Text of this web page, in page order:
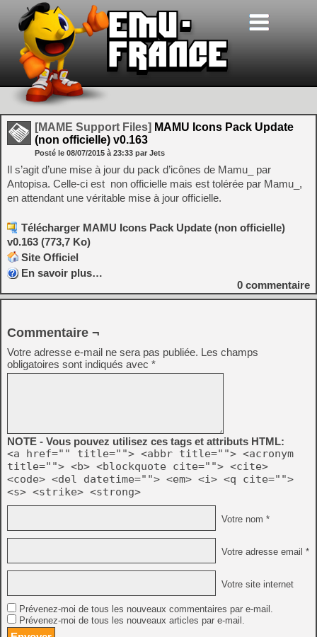
[MAME Support Files] MAMU Icons Pack Update
(non officielle) v0.163
Posté le 08/07/2015 à 23:33 par Jets
Il s’agit d’une mise à jour du pack d’icônes de Mamu_ par
Antopisa. Celle-ci est non officielle mais est tolérée par Mamu_,
en attendant une véritable mise à jour officielle.
Télécharger MAMU Icons Pack Update (non officielle)
v0.163 (773,7 Ko)
Site Officiel
En savoir plus…
0 commentaire
Commentaire ¬
Votre adresse e-mail ne sera pas publiée. Les champs
obligatoires sont indiqués avec *
NOTE - Vous pouvez utilisez ces tags et attributs HTML:
<a href="" title=""> <abbr title=""> <acronym
title=""> <b> <blockquote cite=""> <cite>
<code> <del datetime=""> <em> <i> <q cite="">
<s> <strike> <strong>
Votre nom *
Votre adresse email *
Votre site internet
Prévenez-moi de tous les nouveaux commentaires par e-mail.
Prévenez-moi de tous les nouveaux articles par e-mail.